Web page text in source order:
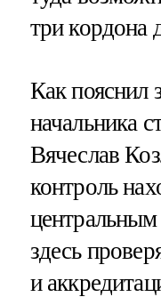
три кордона
Как пояснил
начальника
Вячеслав
контроль
здесь
и